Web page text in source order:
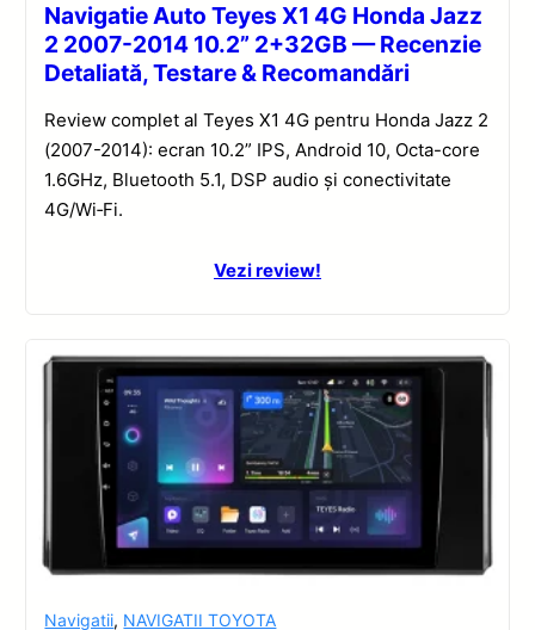
Navigatie Auto Teyes X1 4G Honda Jazz
2 2007-2014 10.2” 2+32GB — Recenzie
Detaliată, Testare & Recomandări
Review complet al Teyes X1 4G pentru Honda Jazz 2
(2007-2014): ecran 10.2” IPS, Android 10, Octa-core
1.6GHz, Bluetooth 5.1, DSP audio și conectivitate
4G/Wi‑Fi.
Vezi review!
Navigatii, NAVIGATII TOYOTA